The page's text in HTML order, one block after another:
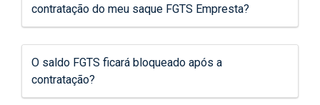
contratação do meu saque FGTS Empresta?
O saldo FGTS ficará bloqueado após a
contratação?